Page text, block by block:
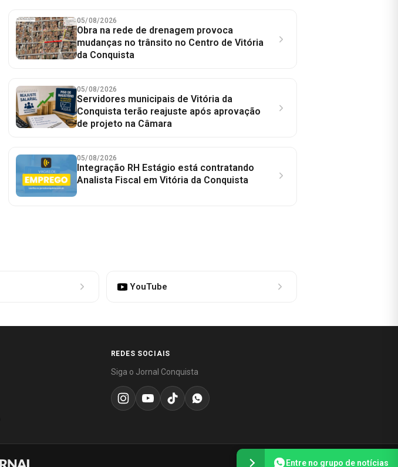
05/08/2026
Obra na rede de drenagem provoca
mudanças no trânsito no Centro de Vitória
da Conquista
05/08/2026
Servidores municipais de Vitória da
Conquista terão reajuste após aprovação
de projeto na Câmara
05/08/2026
Integração RH Estágio está contratando
Analista Fiscal em Vitória da Conquista
YouTube
REDES SOCIAIS
Siga o Jornal Conquista
Entre no grupo de notícias